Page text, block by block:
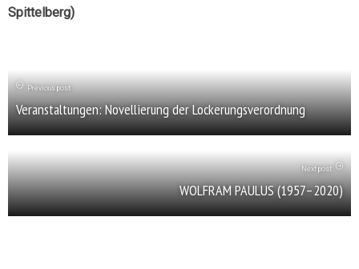
Spittelberg)
Previous post
Veranstaltungen: Novellierung der Lockerungsverordnung
Next post
WOLFRAM PAULUS (1957–2020)